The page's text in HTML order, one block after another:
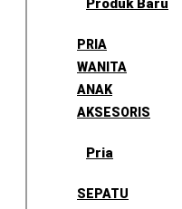
Produk Baru
PRIA
WANITA
ANAK
AKSESORIS
Pria
SEPATU